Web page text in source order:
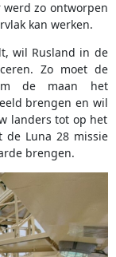
werd zo ontworpen
kan werken.
wil Rusland in de
Zo moet de
de maan het
brengen en wil
landers tot op het
de Luna 28 missie
brengen.